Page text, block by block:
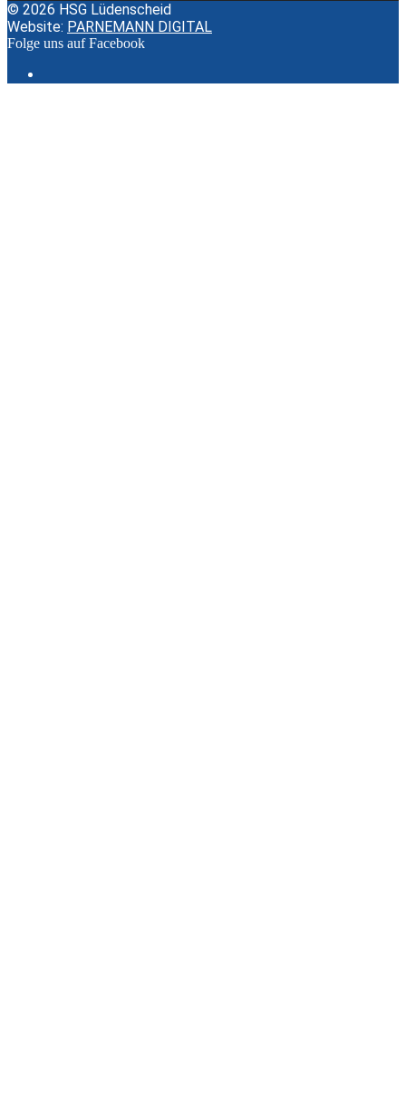
© 2026 HSG Lüdenscheid
Website: PARNEMANN DIGITAL
Folge uns auf Facebook